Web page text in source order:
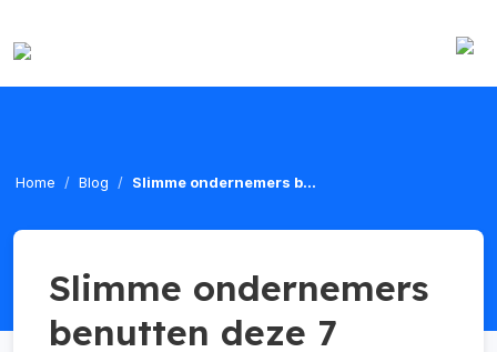
Home Blog Slimme ondernemers b...
Slimme ondernemers
benutten deze 7